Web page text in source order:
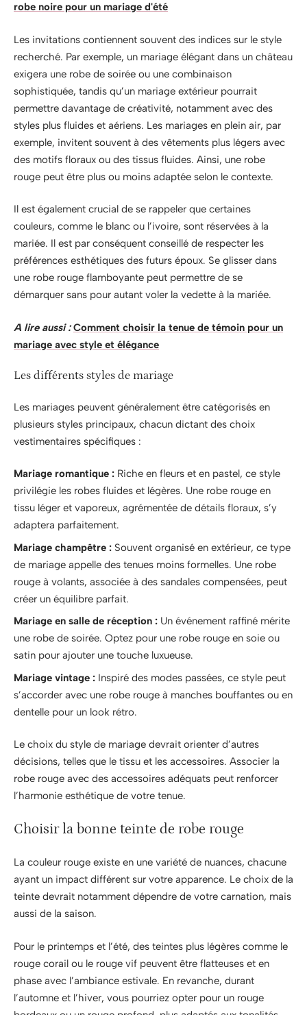
robe noire pour un mariage d'été
Les invitations contiennent souvent des indices sur le style
recherché. Par exemple, un mariage élégant dans un château
exigera une robe de soirée ou une combinaison
sophistiquée, tandis qu’un mariage extérieur pourrait
permettre davantage de créativité, notamment avec des
styles plus fluides et aériens. Les mariages en plein air, par
exemple, invitent souvent à des vêtements plus légers avec
des motifs floraux ou des tissus fluides. Ainsi, une robe
rouge peut être plus ou moins adaptée selon le contexte.
Il est également crucial de se rappeler que certaines
couleurs, comme le blanc ou l’ivoire, sont réservées à la
mariée. Il est par conséquent conseillé de respecter les
préférences esthétiques des futurs époux. Se glisser dans
une robe rouge flamboyante peut permettre de se
démarquer sans pour autant voler la vedette à la mariée.
A lire aussi : Comment choisir la tenue de témoin pour un
mariage avec style et élégance
Les différents styles de mariage
Les mariages peuvent généralement être catégorisés en
plusieurs styles principaux, chacun dictant des choix
vestimentaires spécifiques :
Mariage romantique : Riche en fleurs et en pastel, ce style
privilégie les robes fluides et légères. Une robe rouge en
tissu léger et vaporeux, agrémentée de détails floraux, s’y
adaptera parfaitement.
Mariage champêtre : Souvent organisé en extérieur, ce type
de mariage appelle des tenues moins formelles. Une robe
rouge à volants, associée à des sandales compensées, peut
créer un équilibre parfait.
Mariage en salle de réception : Un événement raffiné mérite
une robe de soirée. Optez pour une robe rouge en soie ou
satin pour ajouter une touche luxueuse.
Mariage vintage : Inspiré des modes passées, ce style peut
s’accorder avec une robe rouge à manches bouffantes ou en
dentelle pour un look rétro.
Le choix du style de mariage devrait orienter d’autres
décisions, telles que le tissu et les accessoires. Associer la
robe rouge avec des accessoires adéquats peut renforcer
l’harmonie esthétique de votre tenue.
Choisir la bonne teinte de robe rouge
La couleur rouge existe en une variété de nuances, chacune
ayant un impact différent sur votre apparence. Le choix de la
teinte devrait notamment dépendre de votre carnation, mais
aussi de la saison.
Pour le printemps et l’été, des teintes plus légères comme le
rouge corail ou le rouge vif peuvent être flatteuses et en
phase avec l’ambiance estivale. En revanche, durant
l’automne et l’hiver, vous pourriez opter pour un rouge